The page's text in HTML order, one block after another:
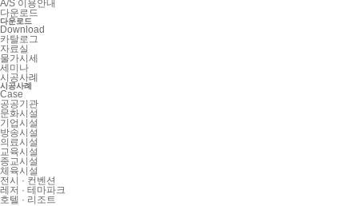
A/S 이용안내
다운로드
다운로드
Download
카탈로그
자료실
물가시세
세미나
시공사례
시공사례
Case
공공기관
문화시설
기업시설
방송시설
의료시설
교육시설
종교시설
체육시설
전시 · 컨벤션
레저 · 테마파크
호텔 · 리조트